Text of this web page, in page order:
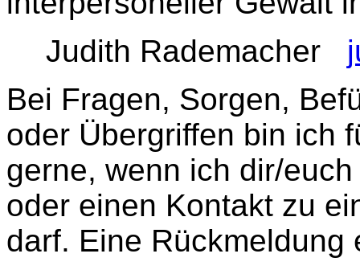
Judith Rademacher
Bei Fragen, Sorgen,
oder Übergriffen bin ich
gerne, wenn ich dir/
oder einen Kontakt zu
darf. Eine Rückmeldung